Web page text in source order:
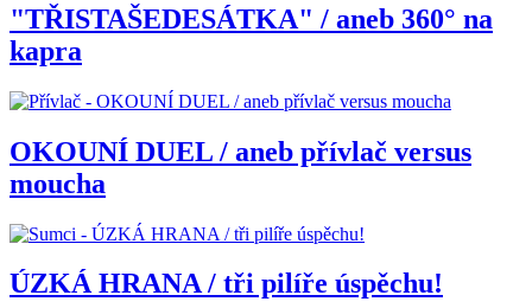
"TŘISTAŠEDESÁTKA" / aneb 360° na
kapra
OKOUNÍ DUEL / aneb přívlač versus
moucha
ÚZKÁ HRANA / tři pilíře úspěchu!